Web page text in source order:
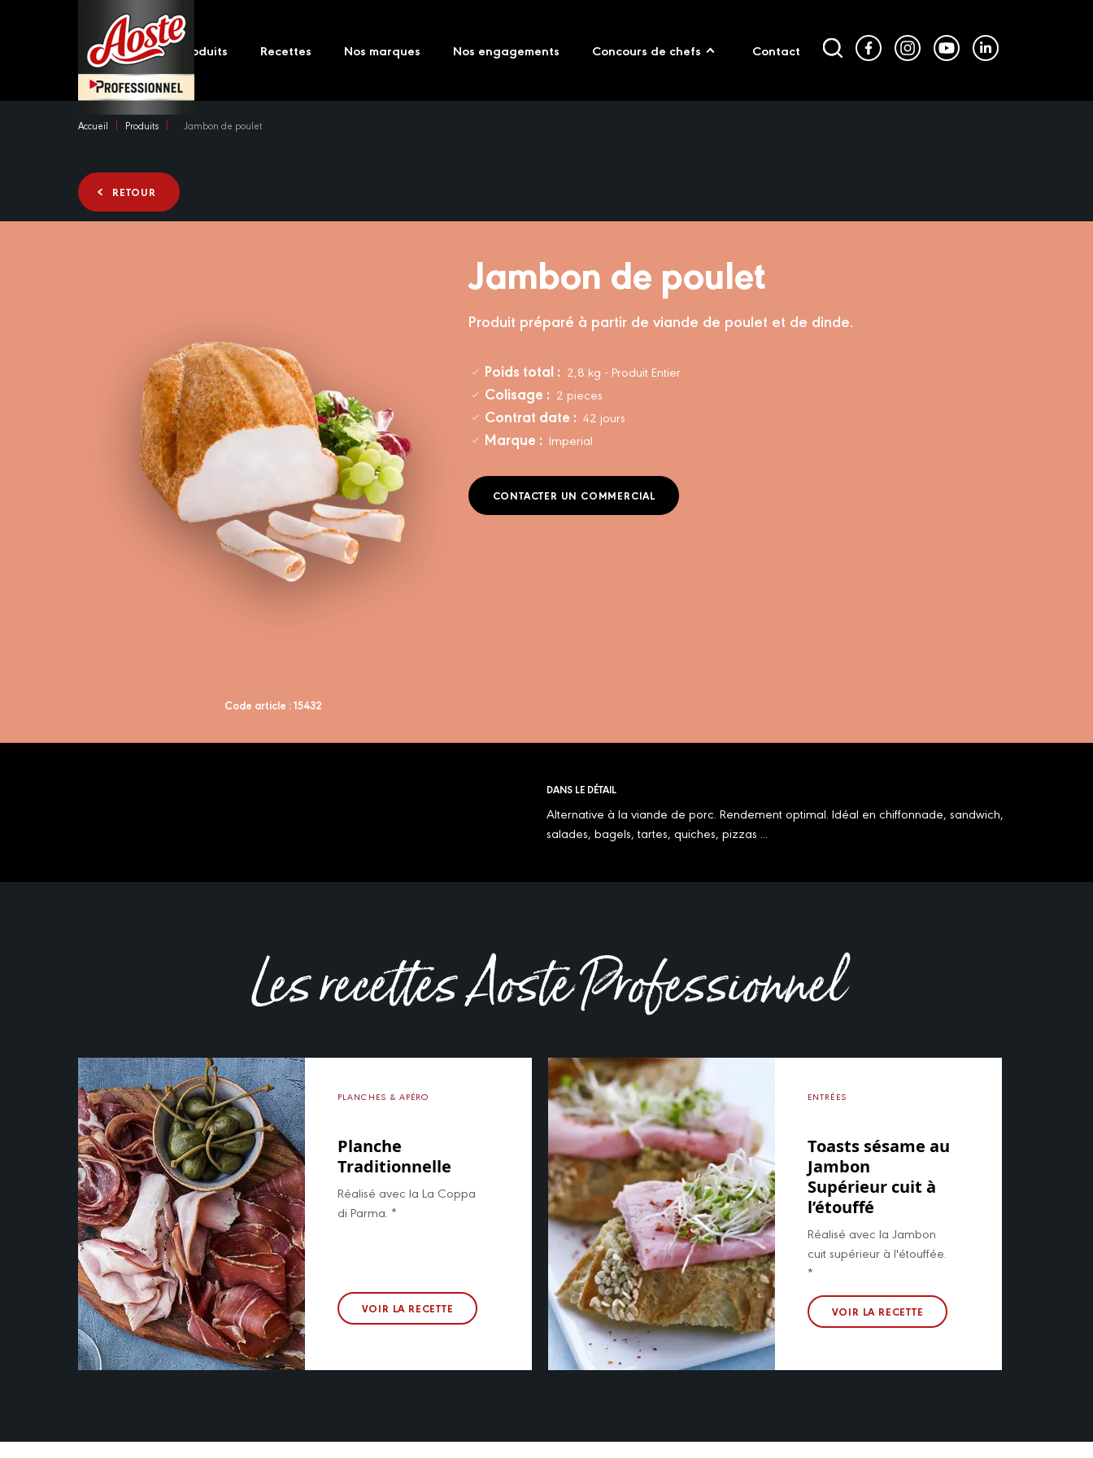
Main
navigation
Produits
Recettes Nos marques Nos engagements Concours de chefs Contact
Accueil Produits Jambon de poulet
RETOUR
Code article : 15432
Jambon de poulet
Produit préparé à partir de viande de poulet et de dinde.
Poids total : 2,8 kg - Produit Entier
Colisage : 2 pieces
Contrat date : 42 jours
Marque : Imperial
CONTACTER UN COMMERCIAL
DANS LE DÉTAIL
Alternative à la viande de porc. Rendement optimal. Idéal en chiffonnade, sandwich,
salades, bagels, tartes, quiches, pizzas ...
Les recettes Aoste Professionnel
PLANCHES & APÉRO
Planche
Traditionnelle
Réalisé avec la La Coppa
di Parma. *
VOIR LA RECETTE
ENTRÉES
Toasts sésame au
Jambon
Supérieur cuit à
l’étouffé
Réalisé avec la Jambon
cuit supérieur à l'étouffée.
*
VOIR LA RECETTE